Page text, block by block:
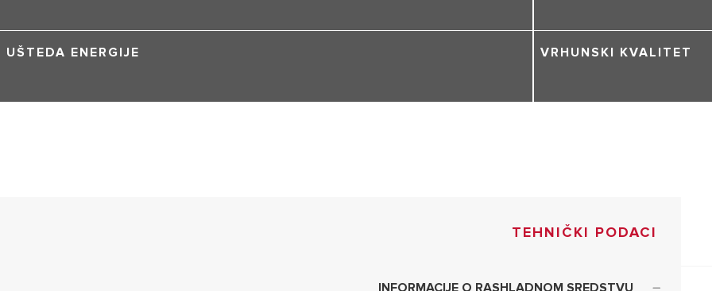
UŠTEDA ENERGIJE VRHUNSKI KVALITET
TEHNIČKI PODACI
INFORMACIJE O RASHLADNOM SREDSTVU